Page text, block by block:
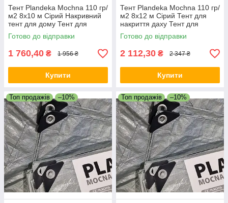
Тент Plandeka Мосhnа 110 гр/
м2 8х10 м Сірий Накривний
тент для дому Тент для
накриття машини
Готово до відправки
1 760,40 ₴ 1 956 ₴
Купити
Тент Plandeka Мосhnа 110 гр/
м2 8х12 м Сірий Тент для
накриття даху Тент для
накриття зерна
Готово до відправки
2 112,30 ₴ 2 347 ₴
Купити
Топ продажів –10% Топ продажів –10%